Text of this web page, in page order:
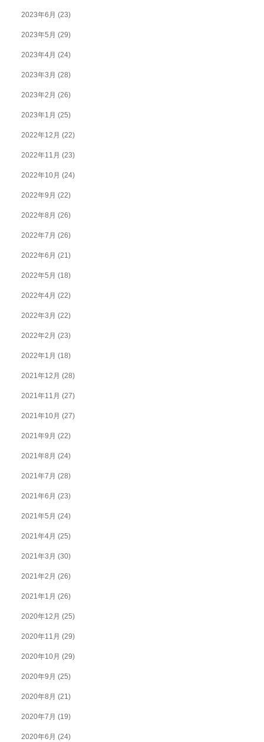
2023年6月 (23)
2023年5月 (29)
2023年4月 (24)
2023年3月 (28)
2023年2月 (26)
2023年1月 (25)
2022年12月 (22)
2022年11月 (23)
2022年10月 (24)
2022年9月 (22)
2022年8月 (26)
2022年7月 (26)
2022年6月 (21)
2022年5月 (18)
2022年4月 (22)
2022年3月 (22)
2022年2月 (23)
2022年1月 (18)
2021年12月 (28)
2021年11月 (27)
2021年10月 (27)
2021年9月 (22)
2021年8月 (24)
2021年7月 (28)
2021年6月 (23)
2021年5月 (24)
2021年4月 (25)
2021年3月 (30)
2021年2月 (26)
2021年1月 (26)
2020年12月 (25)
2020年11月 (29)
2020年10月 (29)
2020年9月 (25)
2020年8月 (21)
2020年7月 (19)
2020年6月 (24)